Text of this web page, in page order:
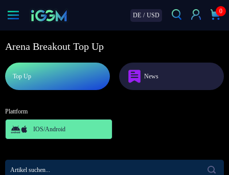
DE / USD
0
Arena Breakout Top Up
Top Up News
Plattform
IOS/Android